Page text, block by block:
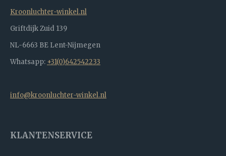
Kroonluchter-winkel.nl
Griftdijk Zuid 139
NL-6663 BE Lent-Nijmegen
Whatsapp: +31(0)642542233
info@kroonluchter-winkel.nl
KLANTENSERVICE